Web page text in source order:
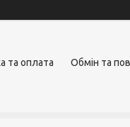
та оплата Обмін та